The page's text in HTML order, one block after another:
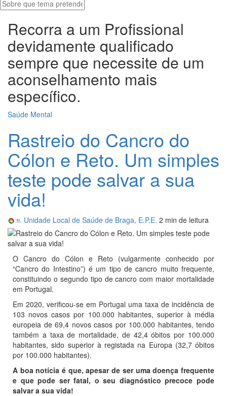
Recorra a um Profissional
devidamente qualificado
sempre que necessite de um
aconselhamento mais
específico.
Saúde Mental
Rastreio do Cancro do
Cólon e Reto. Um simples
teste pode salvar a sua
vida!
Unidade Local de Saúde de Braga, E.P.E. 2 min de leitura
O Cancro do Cólon e Reto (vulgarmente conhecido por
“Cancro do Intestino”) é um tipo de cancro muito frequente,
constituindo o segundo tipo de cancro com maior mortalidade
em Portugal.
Em 2020, verificou-se em Portugal uma taxa de incidência de
103 novos casos por 100.000 habitantes, superior à média
europeia de 69,4 novos casos por 100.000 habitantes, tendo
também a taxa de mortalidade, de 42,4 óbitos por 100.000
habitantes, sido superior à registada na Europa (32,7 óbitos
por 100.000 habitantes).
A boa notícia é que, apesar de ser uma doença frequente
e que pode ser fatal, o seu diagnóstico precoce pode
salvar a sua vida!